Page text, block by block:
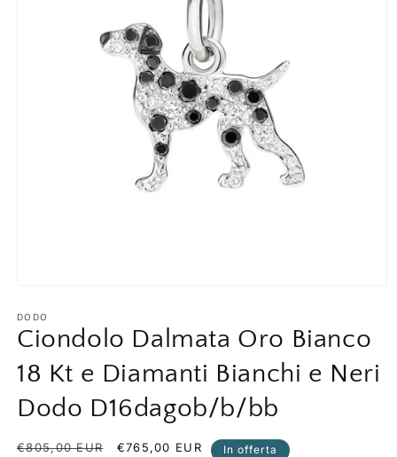
multimediali
1
in
modale
DODO
Ciondolo Dalmata Oro Bianco
18 Kt e Diamanti Bianchi e Neri
Dodo D16dagob/b/bb
Prezzo
€805,00 EUR
Prezzo
€765,00 EUR In offerta